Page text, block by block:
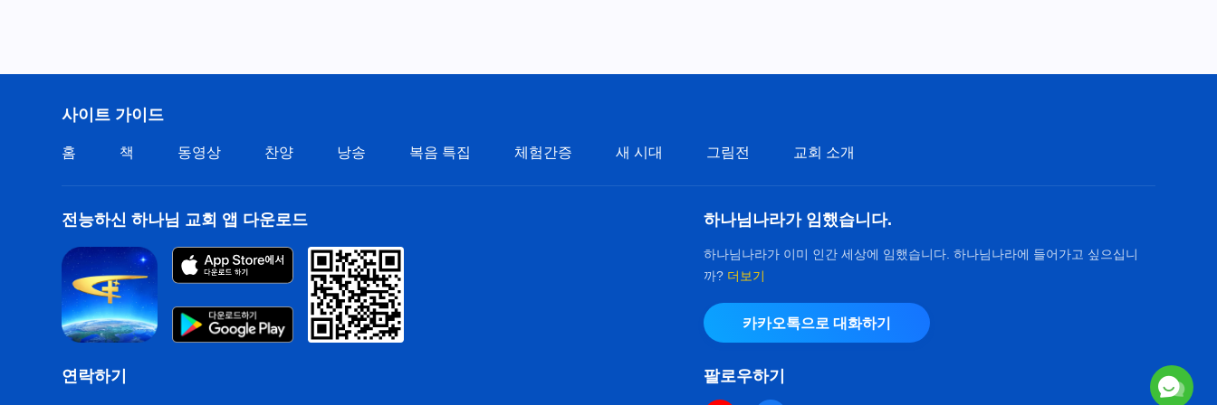
사이트 가이드
홈 책 동영상 찬양 낭송 복음 특집 체험간증 새 시대 그림전 교회 소개
전능하신 하나님 교회 앱 다운로드
연락하기
하나님나라가 임했습니다.
하나님나라가 이미 인간 세상에 임했습니다. 하나님나라에 들어가고 싶으십니
까? 더보기
카카오톡으로 대화하기
팔로우하기